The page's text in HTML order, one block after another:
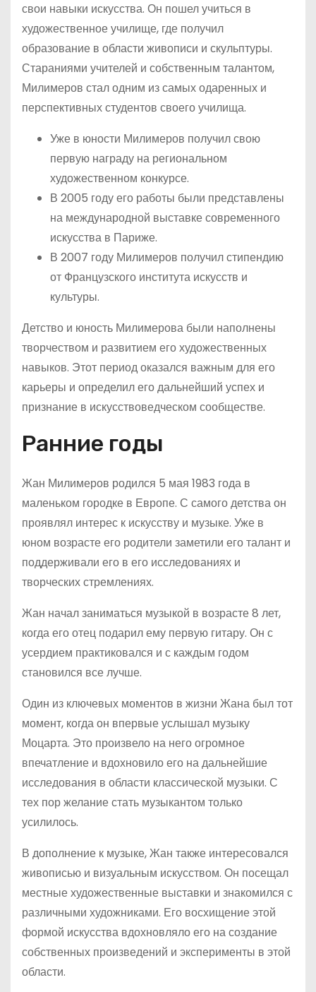
свои навыки искусства. Он пошел учиться в
художественное училище, где получил
образование в области живописи и скульптуры.
Стараниями учителей и собственным талантом,
Милимеров стал одним из самых одаренных и
перспективных студентов своего училища.
Уже в юности Милимеров получил свою
первую награду на региональном
художественном конкурсе.
В 2005 году его работы были представлены
на международной выставке современного
искусства в Париже.
В 2007 году Милимеров получил стипендию
от Французского института искусств и
культуры.
Детство и юность Милимерова были наполнены
творчеством и развитием его художественных
навыков. Этот период оказался важным для его
карьеры и определил его дальнейший успех и
признание в искусствоведческом сообществе.
Ранние годы
Жан Милимеров родился 5 мая 1983 года в
маленьком городке в Европе. С самого детства он
проявлял интерес к искусству и музыке. Уже в
юном возрасте его родители заметили его талант и
поддерживали его в его исследованиях и
творческих стремлениях.
Жан начал заниматься музыкой в возрасте 8 лет,
когда его отец подарил ему первую гитару. Он с
усердием практиковался и с каждым годом
становился все лучше.
Один из ключевых моментов в жизни Жана был тот
момент, когда он впервые услышал музыку
Моцарта. Это произвело на него огромное
впечатление и вдохновило его на дальнейшие
исследования в области классической музыки. С
тех пор желание стать музыкантом только
усилилось.
В дополнение к музыке, Жан также интересовался
живописью и визуальным искусством. Он посещал
местные художественные выставки и знакомился с
различными художниками. Его восхищение этой
формой искусства вдохновляло его на создание
собственных произведений и эксперименты в этой
области.